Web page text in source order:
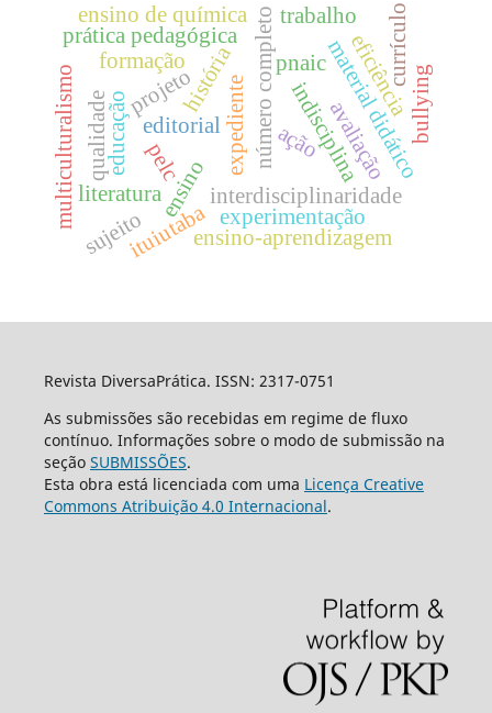
número completo
editorial expediente
ensino interdisciplinaridade
história
literatura
projeto
pelc
ituiutaba
educação indisciplina
pnaic
prática pedagógica
ensino de química
material didático
experimentação
avaliação
qualidade
eficiência
ensino-aprendizagem
bullying
trabalho currículo
multiculturalismo
sujeito
formação
ação
Revista DiversaPrática. ISSN: 2317-0751
As submissões são recebidas em regime de fluxo
contínuo. Informações sobre o modo de submissão na
seção SUBMISSÕES.
Esta obra está licenciada com uma Licença Creative
Commons Atribuição 4.0 Internacional.